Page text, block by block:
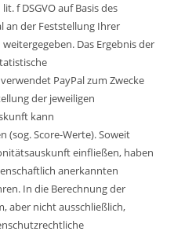
f DSGVO auf Basis des
an der Feststellung Ihrer
Das Ergebnis der
PayPal zum Zwecke
der jeweiligen
kann
(sog. Score-Werte). Soweit
einfließen, haben
anerkannten
In die Berechnung der
aber nicht ausschließlich,